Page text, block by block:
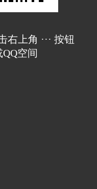
上角 ··· 按钮
空间